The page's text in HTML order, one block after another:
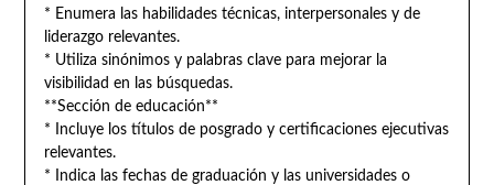
* Enumera las habilidades técnicas, interpersonales y de
liderazgo relevantes.
* Utiliza sinónimos y palabras clave para mejorar la
visibilidad en las búsquedas.
**Sección de educación**
* Incluye los títulos de posgrado y certificaciones ejecutivas
relevantes.
* Indica las fechas de graduación y las universidades o